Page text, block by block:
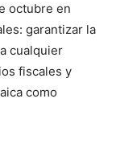
octubre en
garantizar la
cualquier
fiscales y
como